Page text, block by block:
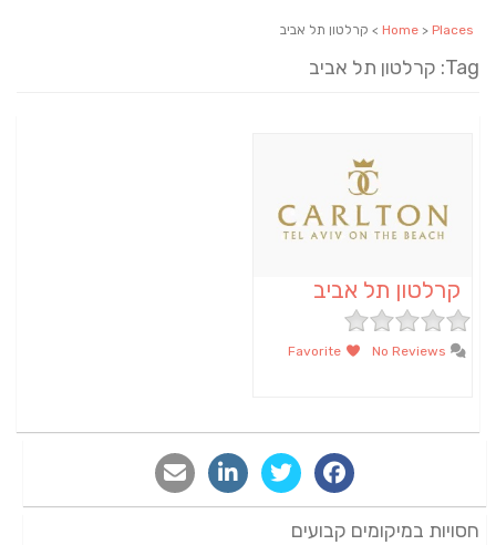
Home > Places > קרלטון תל אביב
Tag: קרלטון תל אביב
קרלטון תל אביב
חסויות במיקומים קבועים